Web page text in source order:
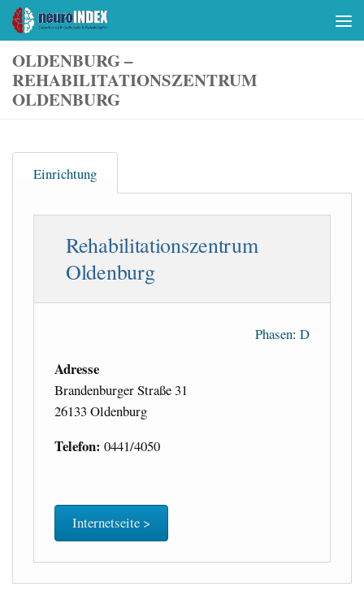
Skip to content
OLDENBURG –
REHABILITATIONSZENTRUM
OLDENBURG
Einrichtung
Rehabilitationszentrum
Oldenburg
Phasen: D
Adresse
Brandenburger Straße 31
26133 Oldenburg
Telefon:0441/4050
Internetseite >